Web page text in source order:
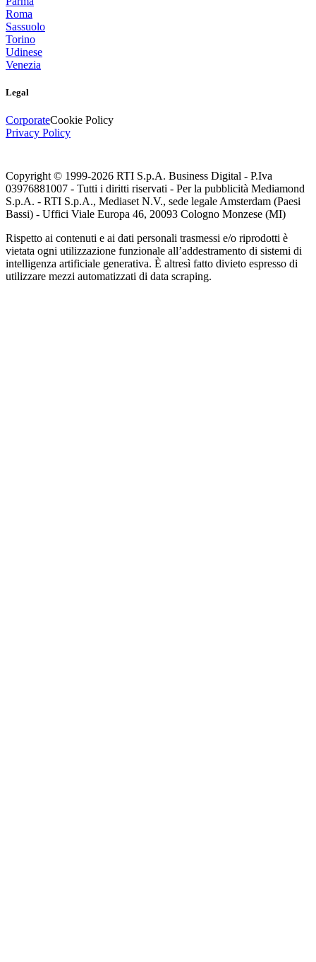
Roma
Sassuolo
Torino
Udinese
Venezia
Legal
CorporateCookie Policy
Privacy Policy
Copyright © 1999-2026 RTI S.p.A. Business Digital - P.Iva
03976881007 - Tutti i diritti riservati - Per la pubblicità Mediamond
S.p.A. - RTI S.p.A., Mediaset N.V., sede legale Amsterdam (Paesi
Bassi) - Uffici Viale Europa 46, 20093 Cologno Monzese (MI)
Rispetto ai contenuti e ai dati personali trasmessi e/o riprodotti è
vietata ogni utilizzazione funzionale all’addestramento di sistemi di
intelligenza artificiale generativa. È altresì fatto divieto espresso di
utilizzare mezzi automatizzati di data scraping.